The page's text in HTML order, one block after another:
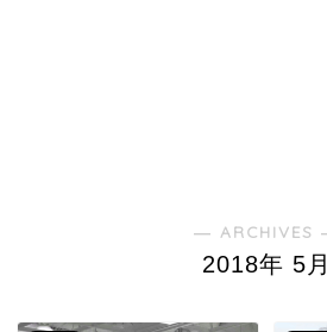
― ARCHIVES
2018年 5月